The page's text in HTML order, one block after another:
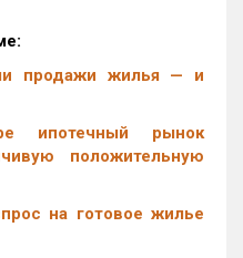
продажи жилья — и
ипотечный рынок
положительную
на готовое жилье